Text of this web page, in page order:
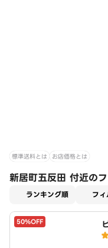
標準送料とは お店価格とは
新居町五反田 付近の
ランキング順 フ
50%OFF
t